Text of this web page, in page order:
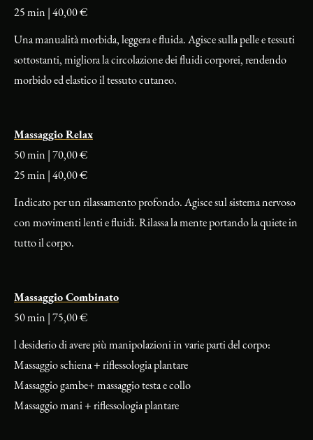
25 min | 40,00 €
Una manualità morbida, leggera e fluida. Agisce sulla pelle e tessuti
sottostanti, migliora la circolazione dei fluidi corporei, rendendo
morbido ed elastico il tessuto cutaneo.
Massaggio Relax
50 min | 70,00 €
25 min | 40,00 €
Indicato per un rilassamento profondo. Agisce sul sistema nervoso
con movimenti lenti e fluidi. Rilassa la mente portando la quiete in
tutto il corpo.
Massaggio Combinato
50 min | 75,00 €
l desiderio di avere più manipolazioni in varie parti del corpo:
Massaggio schiena + riflessologia plantare
Massaggio gambe+ massaggio testa e collo
Massaggio mani + riflessologia plantare